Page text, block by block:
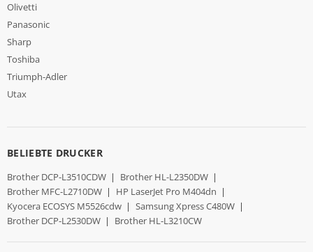
Olivetti
Panasonic
Sharp
Toshiba
Triumph-Adler
Utax
BELIEBTE DRUCKER
Brother DCP-L3510CDW | Brother HL-L2350DW |
Brother MFC-L2710DW | HP LaserJet Pro M404dn |
Kyocera ECOSYS M5526cdw | Samsung Xpress C480W |
Brother DCP-L2530DW | Brother HL-L3210CW